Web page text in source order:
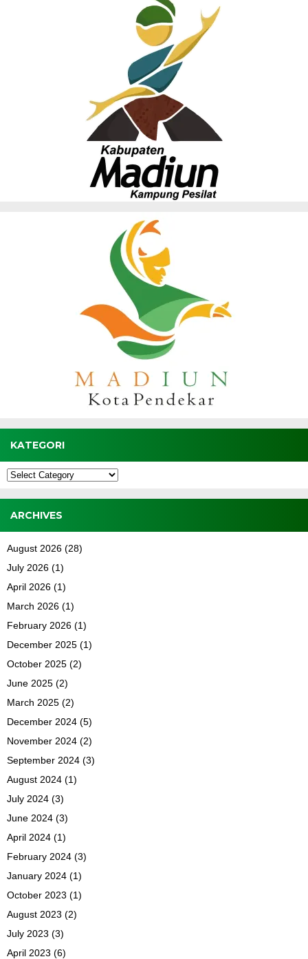
KATEGORI
Kategori
ARCHIVES
August 2026 (28)
July 2026 (1)
April 2026 (1)
March 2026 (1)
February 2026 (1)
December 2025 (1)
October 2025 (2)
June 2025 (2)
March 2025 (2)
December 2024 (5)
November 2024 (2)
September 2024 (3)
August 2024 (1)
July 2024 (3)
June 2024 (3)
April 2024 (1)
February 2024 (3)
January 2024 (1)
October 2023 (1)
August 2023 (2)
July 2023 (3)
April 2023 (6)